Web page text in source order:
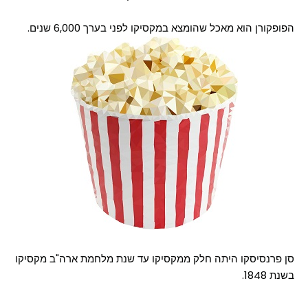
הפופקורן הוא מאכל שהומצא במקסיקו לפני בערך 6,000 שנים.
סן פרנסיסקו היתה חלק ממקסיקו עד שנת מלחמת ארה"ב מקסיקו
בשנת 1848.